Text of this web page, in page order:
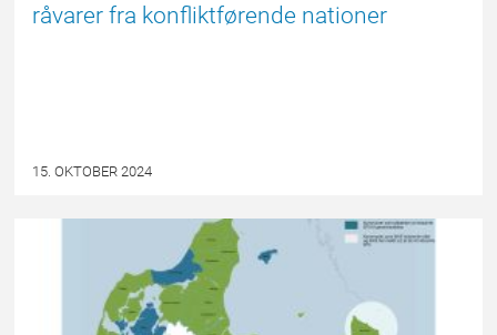
råvarer fra konfliktførende nationer
15. OKTOBER 2024
EPSBLOGGEN